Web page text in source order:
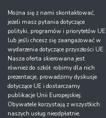
Można się z nami skontaktować,
jeżeli masz pytania dotyczące
polityki, programów i priorytetów UE
lub jeśli chcesz się zaangażować w
wydarzenia dotyczące przyszłości UE.
Nasza oferta skierowana jest
również do szkół: robimy dla nich
prezentacje, prowadzimy dyskusje
dotyczące UE i dostarczamy
publikacje Unii Europejskiej.
Obywatele korzystają z wszystkich
naszych usług nieodpłatnie.